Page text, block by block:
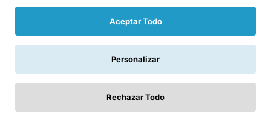
Fran 0
Expedicion Orgonita: Gifteando
Islas Canarias 2013 parte 2
Continue Leyendo
06
Aceptar Todo
Personalizar
Rechazar Todo